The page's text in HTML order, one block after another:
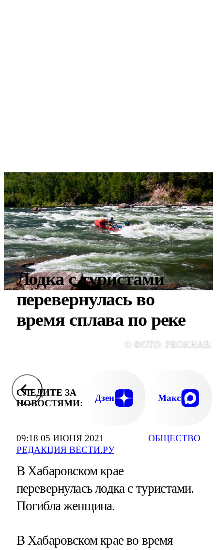
09:18 05 ИЮНЯ 2021
РЕДАКЦИЯ ВЕСТИ.РУ
ОБЩЕСТВО
Лодка с туристами
перевернулась во
время сплава по реке
© ФОТО:
СЛЕДИТЕ ЗА
НОВОСТЯМИ:
Дзен Макс
В Хабаровском крае
перевернулась лодка с туристами.
Погибла женщина.
В Хабаровском крае во время